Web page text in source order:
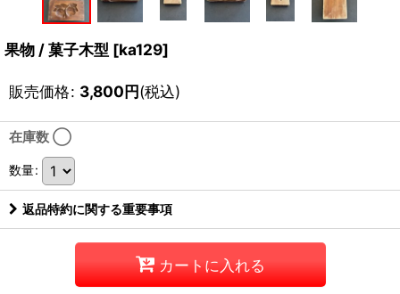
果物 / 菓子木型 [ka129]
販売価格: 3,800円(税込)
在庫数 ◯
数量:
返品特約に関する重要事項
カートに入れる